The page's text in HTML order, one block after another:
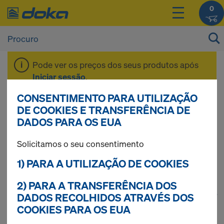
0
Pode ver os preços dos seus produtos após
Iniciar sessão.
Produtos de
segurança
85 produtos encontrados
CONSENTIMENTO PARA UTILIZAÇÃO
DE COOKIES E TRANSFERÊNCIA DE
DADOS PARA OS EUA
Solicitamos o seu consentimento
1) PARA A UTILIZAÇÃO DE COOKIES
2) PARA A TRANSFERÊNCIA DOS
DADOS RECOLHIDOS ATRAVÉS DOS
COOKIES PARA OS EUA